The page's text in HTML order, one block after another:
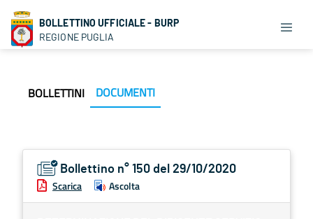
BOLLETTINO UFFICIALE - BURP
REGIONE PUGLIA
BOLLETTINI DOCUMENTI
Bollettino n° 150 del 29/10/2020
Scarica Ascolta